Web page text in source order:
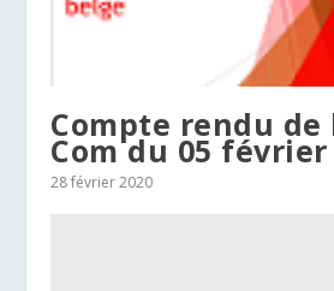
Compte rendu de
Com du 05 février
28 février 2020